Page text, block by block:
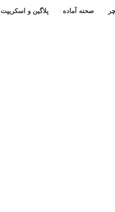
صحنه آماده پلاگین و اسکریپت